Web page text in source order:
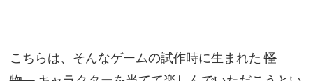
こちらは、そんなゲームの試作時に生まれた 怪